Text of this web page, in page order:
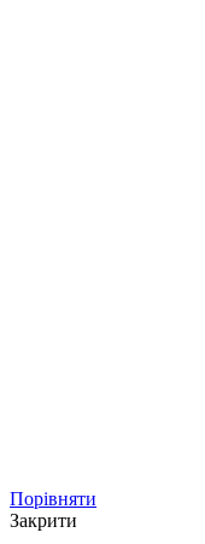
Порівняти
Закрити